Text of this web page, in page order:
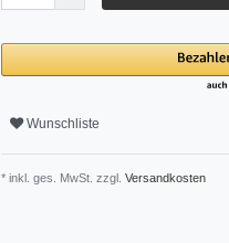
Wunschliste
* inkl. ges. MwSt. zzgl. Versandkosten